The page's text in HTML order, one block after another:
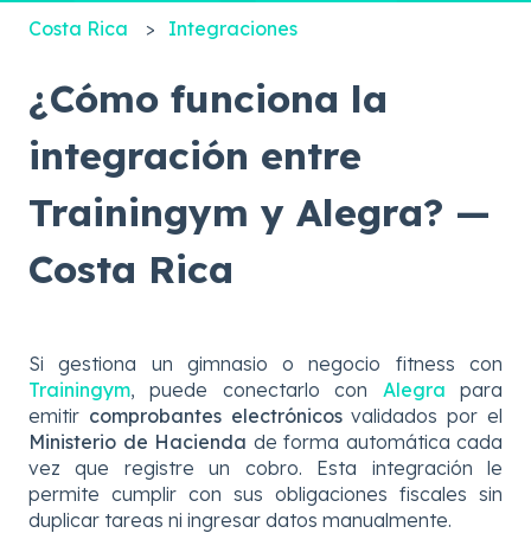
Costa Rica Integraciones
¿Cómo funciona la
integración entre
Trainingym y Alegra? —
Costa Rica
Si gestiona un gimnasio o negocio fitness con
Trainingym, puede conectarlo con Alegra para
emitir comprobantes electrónicosvalidados por el
Ministerio de Hacienda de forma automática cada
vez que registre un cobro. Esta integración le
permite cumplir con sus obligaciones fiscales sin
duplicar tareas ni ingresar datos manualmente.